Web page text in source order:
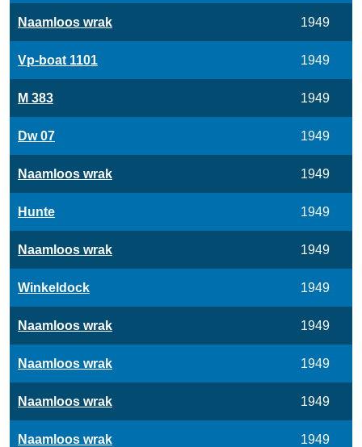
Naamloos wrak 1949
Vp-boat 1101 1949
M 383 1949
Dw 07 1949
Naamloos wrak 1949
Hunte 1949
Naamloos wrak 1949
Winkeldock 1949
Naamloos wrak 1949
Naamloos wrak 1949
Naamloos wrak 1949
Naamloos wrak 1949